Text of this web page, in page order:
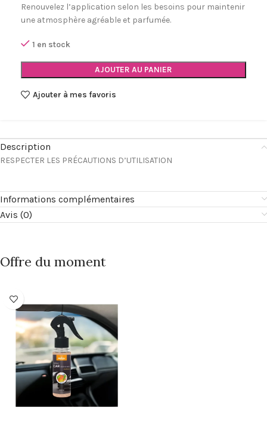
Renouvelez l’application selon les besoins pour maintenir
une atmosphère agréable et parfumée.
1 en stock
AJOUTER AU PANIER
Ajouter à mes favoris
Description
RESPECTER LES PRÉCAUTIONS D’UTILISATION
Informations complémentaires
Avis (0)
Offre du moment